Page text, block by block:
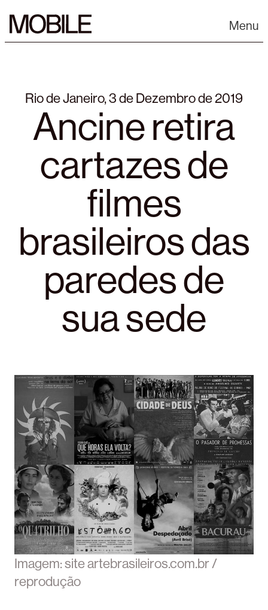
content
Menu
Rio de Janeiro, 3 de Dezembro de 2019
Ancine retira
cartazes de
filmes
brasileiros das
paredes de
sua sede
Imagem: site artebrasileiros.com.br /
reprodução